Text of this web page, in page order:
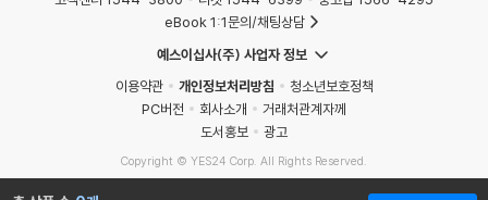
eBook 1:1문의/채팅상담
예스이십사(주) 사업자 정보
이용약관
개인정보처리방침
청소년보호정책
PC버전
회사소개
거래처관계자께
도서홍보
광고
Copyright © YES24 Corp. All Rights Reserved.
MATOM2